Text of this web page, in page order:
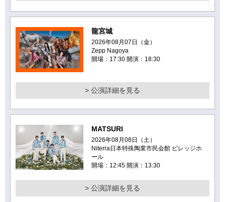
龍宮城
2026年08月07日（金）
Zepp Nagoya
開場：17:30 開演：18:30
> 公演詳細を見る
MATSURI
2026年08月08日（土）
Niterra日本特殊陶業市民会館 ビレッジホ
ール
開場：12:45 開演：13:30
> 公演詳細を見る